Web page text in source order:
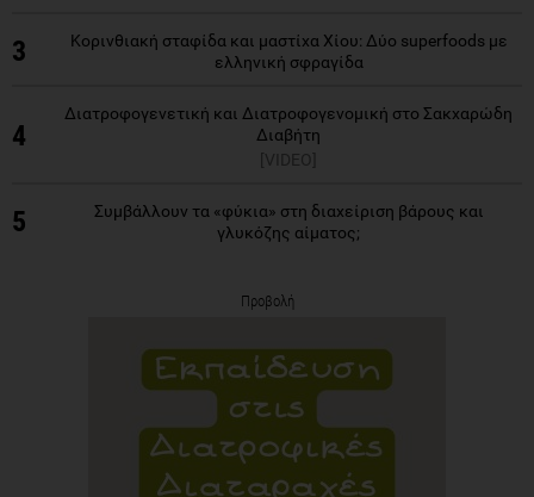
3
Κορινθιακή σταφίδα και μαστίχα Χίου: Δύο superfoods με
ελληνική σφραγίδα
4
Διατροφογενετική και Διατροφογενομική στο Σακχαρώδη
Διαβήτη
[VIDEO]
5
Συμβάλλουν τα «φύκια» στη διαχείριση βάρους και
γλυκόζης αίματος;
Προβολή